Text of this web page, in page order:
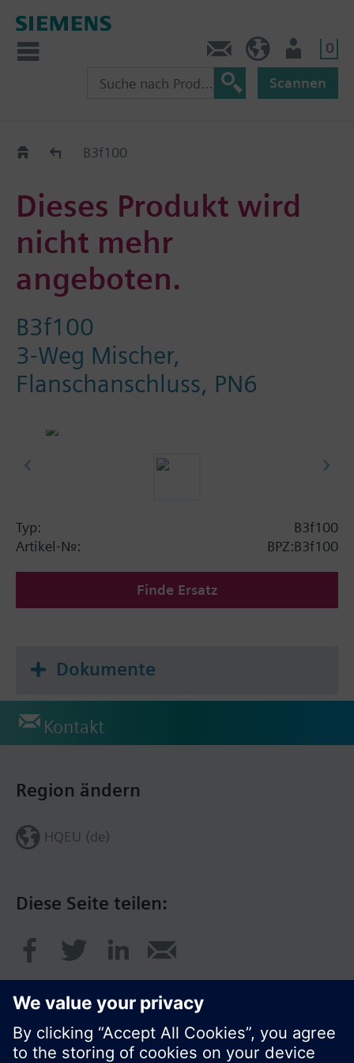
0
Scannen
Austauschhilfe
B3f100
Dieses Produkt wird
nicht mehr
angeboten.
B3f100
3-Weg Mischer,
Flanschanschluss, PN6
Typ:
B3f100
Artikel-Nr.:
BPZ:B3f100
Finde Ersatz
Dokumente
Kontakt
Diese Seite teilen:
Region ändern
HQEU (de)